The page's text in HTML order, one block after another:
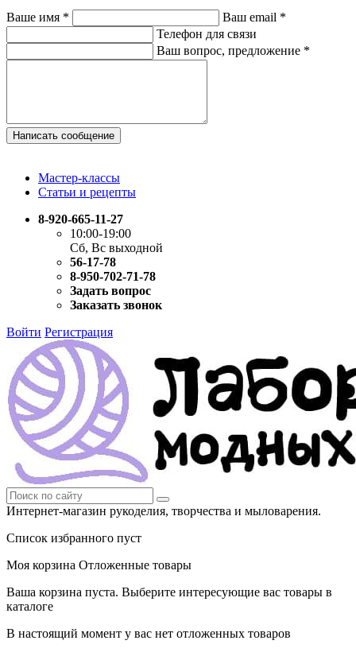
Ваше имя * Ваш email *
Телефон для связи
Ваш вопрос, предложение *
Написать сообщение
Мастер-классы
Статьи и рецепты
8-920-665-11-27
10:00-19:00
Сб, Вс выходной
56-17-78
8-950-702-71-78
Задать вопрос
Заказать звонок
Войти Регистрация
Интернет-магазин рукоделия, творчества и мыловарения.
Список избранного пуст
Моя корзина Отложенные товары
Ваша корзина пуста. Выберите интересующие вас товары в
каталоге
В настоящий момент у вас нет отложенных товаров